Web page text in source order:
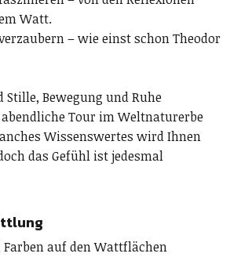
Watt.
– wie einst schon Theodor
Stille, Bewegung und Ruhe
abendliche Tour im Weltnaturerbe
Wissenswertes wird Ihnen
das Gefühl ist jedesmal
auf den Wattflächen